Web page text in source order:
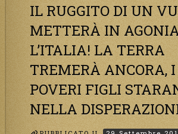
IL RUGGITO DI UN
METTERÀ IN
L’ITALIA! LA TERRA
TREMERÀ ANCORA,
POVERI FIGLI
NELLA